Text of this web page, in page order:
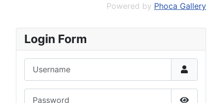
Powered by Phoca Gallery
Login Form